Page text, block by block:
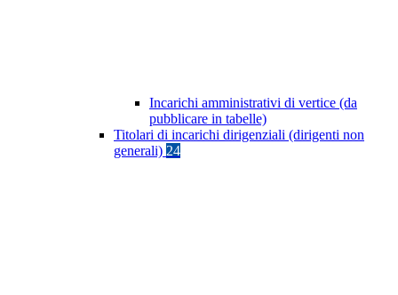
Incarichi amministrativi di vertice (da
pubblicare in tabelle)
Titolari di incarichi dirigenziali (dirigenti non
generali) 24